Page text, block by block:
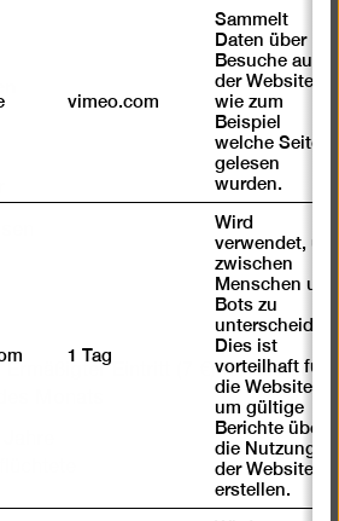
Eintritt (7 €) für alle an
vimeo.com
Sammelt
Daten über
Besuche auf
der Website,
wie zum
Beispiel
welche Seiten
gelesen
wurden.
1 Tag
Wird
verwendet, um
zwischen
Menschen und
Bots zu
unterscheiden.
Dies ist
vorteilhaft für
die Website,
um gültige
Berichte über
die Nutzung
der Website zu
erstellen.